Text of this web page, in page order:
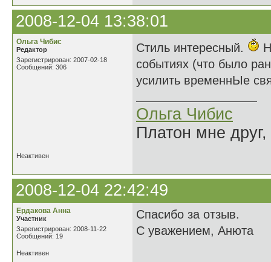
2008-12-04 13:38:01
Ольга Чибис
Редактор
Зарегистрирован: 2007-02-18
Сообщений: 306
Стиль интересный.
событиях (что было
усилить временнЫе
Ольга Чибис
Платон мне
Неактивен
2008-12-04 22:42:49
Ердакова Анна
Участник
Зарегистрирован: 2008-11-22
Сообщений: 19
Спасибо за отзыв.
С уважением, Анюта
Неактивен